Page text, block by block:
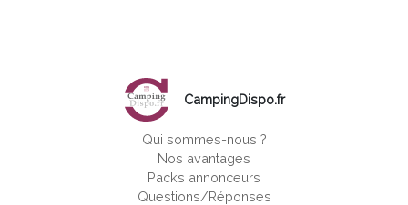
CampingDispo.fr
Qui sommes-nous ?
Nos avantages
Packs annonceurs
Questions/Réponses